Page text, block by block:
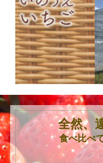
全然、
食べ比べ